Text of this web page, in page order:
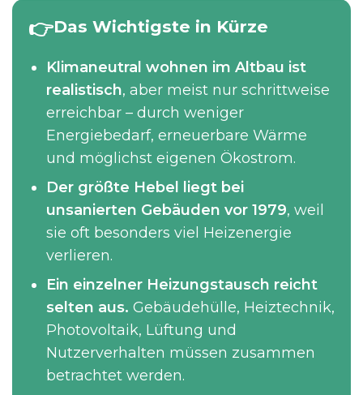
Das Wichtigste in Kürze
Klimaneutral wohnen im Altbau ist
realistisch, aber meist nur schrittweise
erreichbar – durch weniger
Energiebedarf, erneuerbare Wärme
und möglichst eigenen Ökostrom.
Der größte Hebel liegt bei
unsanierten Gebäuden vor 1979, weil
sie oft besonders viel Heizenergie
verlieren.
Ein einzelner Heizungstausch reicht
selten aus. Gebäudehülle, Heiztechnik,
Photovoltaik, Lüftung und
Nutzerverhalten müssen zusammen
betrachtet werden.